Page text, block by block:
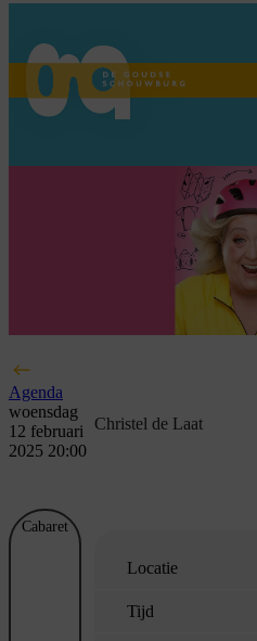
Agenda
woensdag
12 februari
2025 20:00
Christel de Laat
Cabaret
Locatie
Tijd